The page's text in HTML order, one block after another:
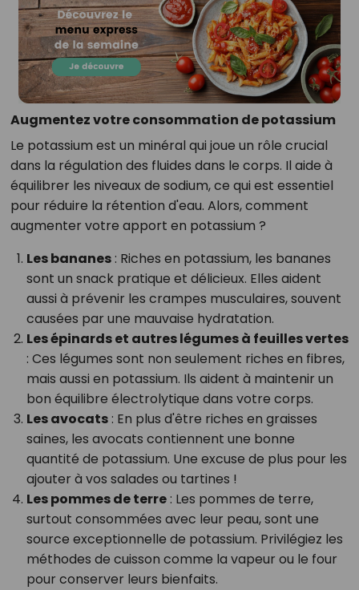
Augmentez votre consommation de potassium
Le potassium est un minéral qui joue un rôle crucial
dans la régulation des fluides dans le corps. Il aide à
équilibrer les niveaux de sodium, ce qui est essentiel
pour réduire la rétention d'eau. Alors, comment
augmenter votre apport en potassium ?
Les bananes: Riches en potassium, les bananes
sont un snack pratique et délicieux. Elles aident
aussi à prévenir les crampes musculaires, souvent
causées par une mauvaise hydratation.
Les épinards et autres légumes à feuilles vertes
: Ces légumes sont non seulement riches en fibres,
mais aussi en potassium. Ils aident à maintenir un
bon équilibre électrolytique dans votre corps.
Les avocats: En plus d'être riches en graisses
saines, les avocats contiennent une bonne
quantité de potassium. Une excuse de plus pour les
ajouter à vos salades ou tartines !
Les pommes de terre: Les pommes de terre,
surtout consommées avec leur peau, sont une
source exceptionnelle de potassium. Privilégiez les
méthodes de cuisson comme la vapeur ou le four
pour conserver leurs bienfaits.